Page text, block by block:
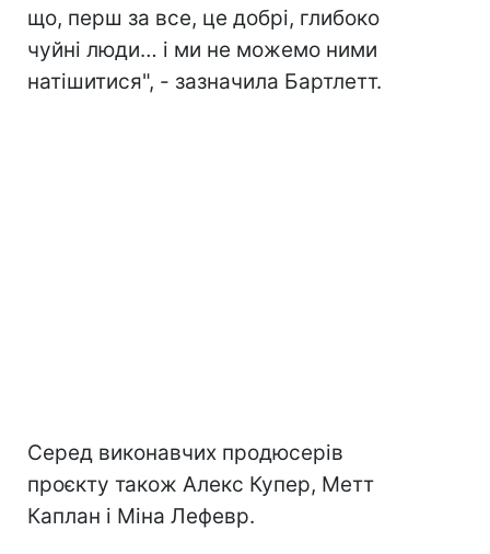
що, перш за все, це добрі, глибоко
чуйні люди… і ми не можемо ними
натішитися", - зазначила Бартлетт.
Серед виконавчих продюсерів
проєкту також Алекс Купер, Метт
Каплан і Міна Лефевр.